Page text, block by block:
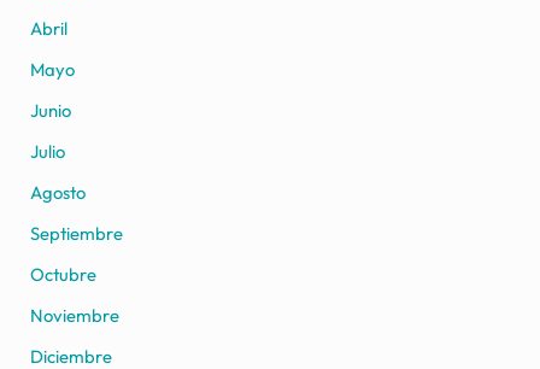
Abril
Mayo
Junio
Julio
Agosto
Septiembre
Octubre
Noviembre
Diciembre